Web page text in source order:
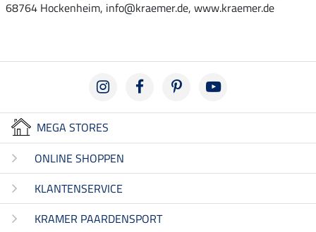
68764 Hockenheim, info@kraemer.de, www.kraemer.de
MEGA STORES
ONLINE SHOPPEN
KLANTENSERVICE
KRAMER PAARDENSPORT